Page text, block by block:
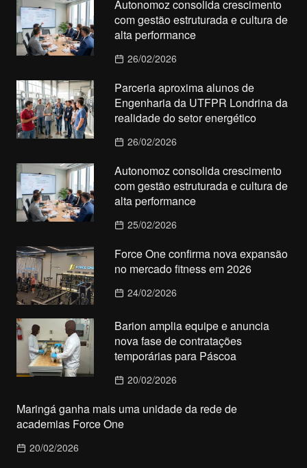
Autonomoz consolida crescimento
com gestão estruturada e cultura de
alta performance
26/02/2026
Parceria aproxima alunos de
Engenharia da UTFPR Londrina da
realidade do setor energético
26/02/2026
Autonomoz consolida crescimento
com gestão estruturada e cultura de
alta performance
25/02/2026
Force One confirma nova expansão
no mercado fitness em 2026
24/02/2026
Barion amplia equipe e anuncia
nova fase de contratações
temporárias para Páscoa
20/02/2026
Maringá ganha mais uma unidade da rede de
academias Force One
20/02/2026